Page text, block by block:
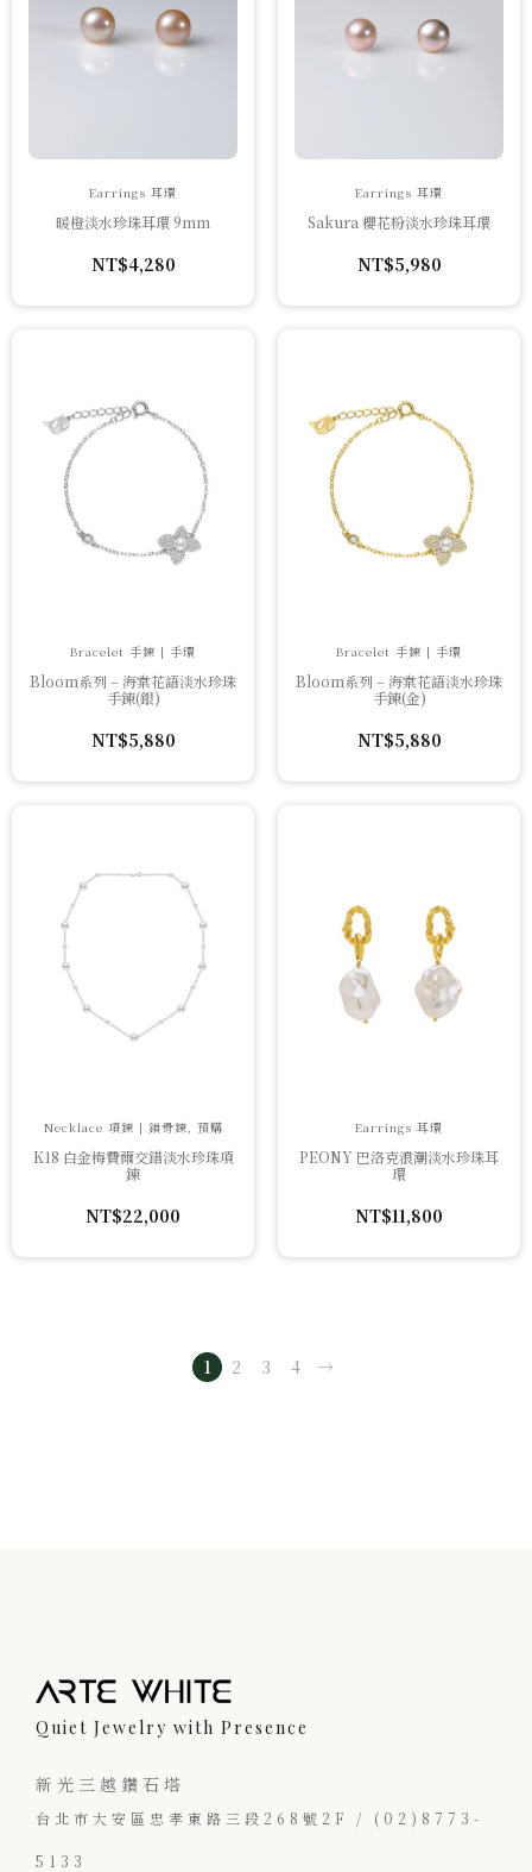
Earrings 耳環
暖橙淡水珍珠耳環 9mm
NT$4,280
Earrings 耳環
Sakura 櫻花粉淡水珍珠耳環
NT$5,980
Bracelet 手鍊 | 手環
Bloom系列 – 海棠花語淡水珍珠
手鍊(銀)
NT$5,880
Bracelet 手鍊 | 手環
Bloom系列 – 海棠花語淡水珍珠
手鍊(金)
NT$5,880
Necklace 項鍊 | 鎖骨鍊, 預購
K18 白金梅費爾交錯淡水珍珠項
鍊
NT$22,000
Earrings 耳環
PEONY 巴洛克浪潮淡水珍珠耳
環
NT$11,800
1 2 3 4 →
Quiet Jewelry with Presence
新光三越鑽石塔
台北市大安區忠孝東路三段268號2F / (02)8773-
5133